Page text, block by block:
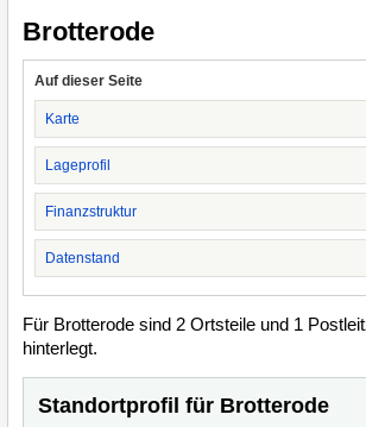
Brotterode
Auf dieser Seite
Karte
Lageprofil
Finanzstruktur
Datenstand
Für Brotterode sind 2 Ortsteile und 1
hinterlegt.
Standortprofil für Brotterode